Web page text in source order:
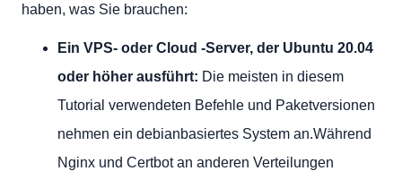
haben, was Sie brauchen:
Ein VPS- oder Cloud -Server, der Ubuntu 20.04
oder höher ausführt: Die meisten in diesem
Tutorial verwendeten Befehle und Paketversionen
nehmen ein debianbasiertes System an.Während
Nginx und Certbot an anderen Verteilungen